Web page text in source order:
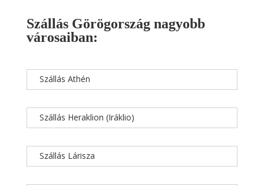
Szállás Görögország nagyobb
városaiban:
Szállás Athén
Szállás Heraklion (Iráklio)
Szállás Lárisza